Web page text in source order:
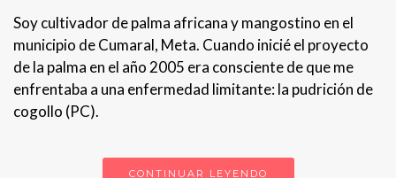
Soy cultivador de palma africana y mangostino en el
municipio de Cumaral, Meta. Cuando inicié el proyecto
de la palma en el año 2005 era consciente de que me
enfrentaba a una enfermedad limitante: la pudrición de
cogollo (PC).
CONTINUAR LEYENDO